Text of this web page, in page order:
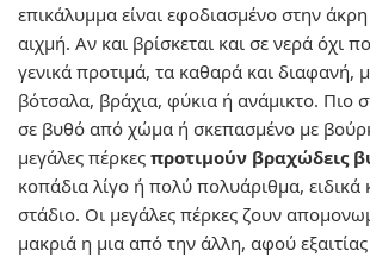
επικάλυμμα είναι εφοδιασμένο στην
αιχμή. Αν και βρίσκεται και σε νερά όχι
γενικά προτιμά, τα καθαρά και διαφανή,
βότσαλα, βράχια, φύκια ή ανάμικτο. Πιο
σε βυθό από χώμα ή σκεπασμένο με
μεγάλες πέρκες προτιμούν βραχώδεις
κοπάδια λίγο ή πολύ πολυάριθμα, ειδικά
στάδιο. Οι μεγάλες πέρκες ζουν
μακριά η μια από την άλλη, αφού